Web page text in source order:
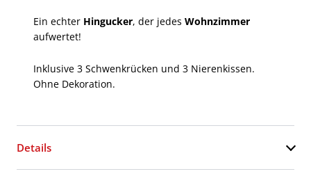
Ein echter Hingucker, der jedes Wohnzimmer
aufwertet!
Inklusive 3 Schwenkrücken und 3 Nierenkissen.
Ohne Dekoration.
Details